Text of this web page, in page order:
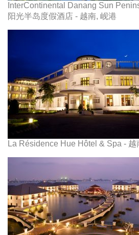
InterContinental Danang Sun
阳光半岛度假酒店 - 越南, 岘港
La Résidence Hue Hôtel & Spa - 越